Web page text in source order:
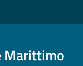
Marittimo